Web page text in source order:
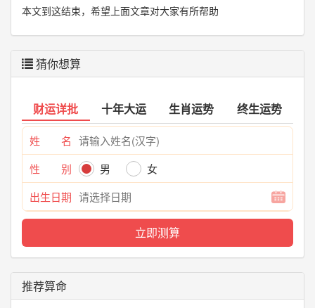
本文到这结束，希望上面文章对大家有所帮助
猜你想算
财运详批 十年大运 生肖运势 终生运势
姓 名
性 别
男
女
出生日期
推荐算命